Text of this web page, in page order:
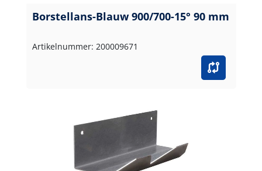
Borstellans-Blauw 900/700-15° 90 mm
Artikelnummer: 200009671